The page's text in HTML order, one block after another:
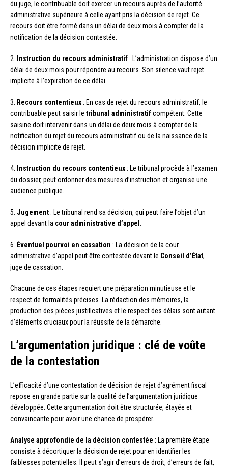
du juge, le contribuable doit exercer un recours auprès de l’autorité
administrative supérieure à celle ayant pris la décision de rejet. Ce
recours doit être formé dans un délai de deux mois à compter de la
notification de la décision contestée.
2. Instruction du recours administratif : L’administration dispose d’un
délai de deux mois pour répondre au recours. Son silence vaut rejet
implicite à l’expiration de ce délai.
3. Recours contentieux : En cas de rejet du recours administratif, le
contribuable peut saisir le tribunal administratifcompétent. Cette
saisine doit intervenir dans un délai de deux mois à compter de la
notification du rejet du recours administratif ou de la naissance de la
décision implicite de rejet.
4. Instruction du recours contentieux : Le tribunal procède à l’examen
du dossier, peut ordonner des mesures d’instruction et organise une
audience publique.
5. Jugement : Le tribunal rend sa décision, qui peut faire l’objet d’un
appel devant la cour administrative d’appel .
6. Éventuel pourvoi en cassation : La décision de la cour
administrative d’appel peut être contestée devant le Conseil d’État,
juge de cassation.
Chacune de ces étapes requiert une préparation minutieuse et le
respect de formalités précises. La rédaction des mémoires, la
production des pièces justificatives et le respect des délais sont autant
d’éléments cruciaux pour la réussite de la démarche.
L’argumentation juridique : clé de voûte
de la contestation
L’efficacité d’une contestation de décision de rejet d’agrément fiscal
repose en grande partie sur la qualité de l’argumentation juridique
développée. Cette argumentation doit être structurée, étayée et
convaincante pour avoir une chance de prospérer.
Analyse approfondie de la décision contestée : La première étape
consiste à décortiquer la décision de rejet pour en identifier les
faiblesses potentielles. Il peut s’agir d’erreurs de droit, d’erreurs de fait,